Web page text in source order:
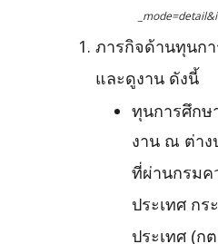
ภารกิจด้านทุนก
และดูงาน ดังนี้
ทุนการศึกษ
งาน ณ ต่าง
ที่ผ่านกรมค
ประเทศ กร
ประเทศ (ก